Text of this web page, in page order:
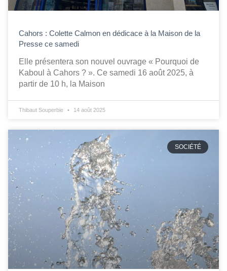
Cahors : Colette Calmon en dédicace à la Maison de la
Presse ce samedi
Elle présentera son nouvel ouvrage « Pourquoi de
Kaboul à Cahors ? ». Ce samedi 16 août 2025, à
partir de 10 h, la Maison
Thibaut Souperbie 14 août 2025
SOCIÉTÉ